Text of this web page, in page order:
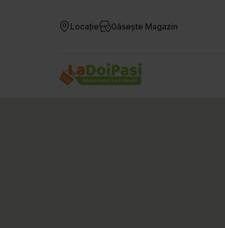
Locație Găsește Magazin